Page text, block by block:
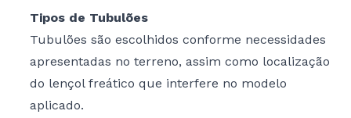
Tipos de Tubulões
Tubulões são escolhidos conforme necessidades
apresentadas no terreno, assim como localização
do lençol freático que interfere no modelo
aplicado.